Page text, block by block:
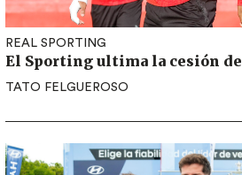
REAL SPORTING
El Sporting ultima la cesión de
TATO FELGUEROSO